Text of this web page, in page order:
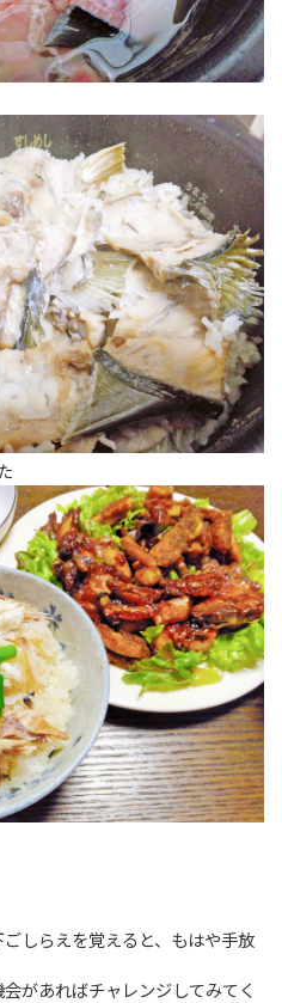
しらえを覚えると、もはや手放
があればチャレンジしてみてく